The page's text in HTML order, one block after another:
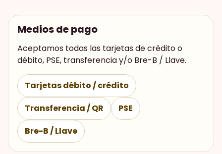
Medios de pago
Aceptamos todas las tarjetas de crédito o
débito, PSE, transferencia y/o Bre-B / Llave.
Tarjetas débito / crédito
Transferencia / QR
PSE
Bre-B / Llave